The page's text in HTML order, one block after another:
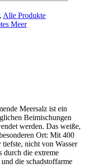
, Alle Produkte
Meer
Meersalz ist ein
Beimischungen
werden. Das weiße,
Ort: Mit 400
tiefste, nicht von Wasser
durch die extreme
die schadstoffarme